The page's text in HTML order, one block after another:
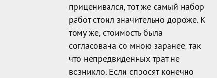
приценивался, тот же самый набор
работ стоил значительно дороже. К
тому же, стоимость была
согласована со мною заранее, так
что непредвиденных трат не
возникло. Если спросят конечно